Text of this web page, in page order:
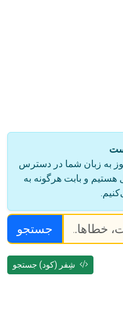
به زبان شما در دسترس
و بابت هرگونه به
جستجو
شِفر (کود) جستجو